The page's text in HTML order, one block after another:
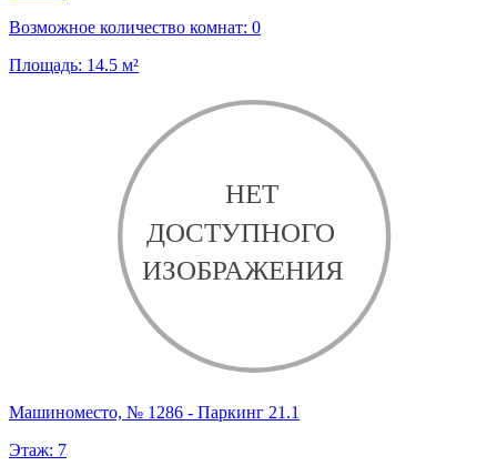
Возможное количество комнат: 0
Площадь: 14.5 м²
Машиноместо, № 1286 - Паркинг 21.1
Этаж: 7